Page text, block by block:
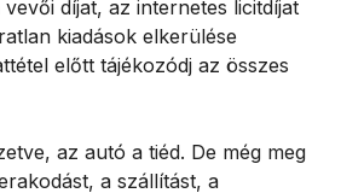
díjat, az internetes licitdíjat
kiadások elkerülése
előtt tájékozódj az összes
az autó a tiéd. De még meg
a szállítást, a